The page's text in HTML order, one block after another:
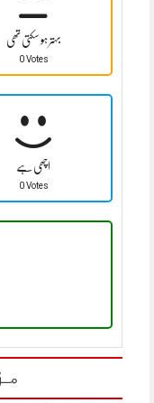
بہتر ہو سکتی تھی
0 Votes
اچھی ہے
0 Votes